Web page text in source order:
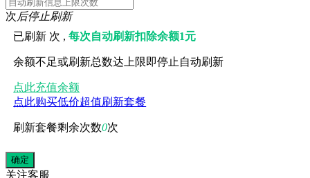
次后停止刷新
已刷新 次 ,每次自动刷新扣除余额1元
余额不足或刷新总数达上限即停止自动刷新
点此充值余额
点此购买低价超值刷新套餐
刷新套餐剩余次数0次
关注客服